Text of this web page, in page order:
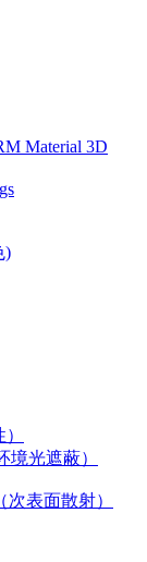
Material 3D
)
境光遮蔽）
次表面散射）